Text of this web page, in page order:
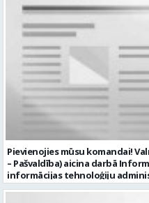
Pievienojies mūsu komandai!
– Pašvaldība) aicina darbā
informācijas tehnoloģiju
Darba vieta: Rūjienas un